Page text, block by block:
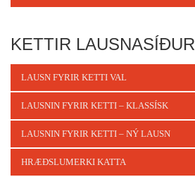
KETTIR LAUSNASÍÐUR
LAUSN FYRIR KETTI VAL
LAUSNIN FYRIR KETTI – KLASSÍSK
LAUSNIN FYRIR KETTI – NÝ LAUSN
HRÆÐSLUMERKI KATTA